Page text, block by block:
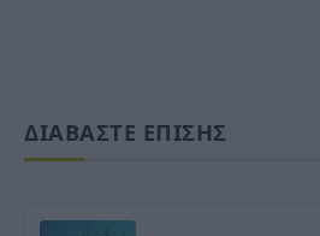
ΔΙΑΒΑΣΤΕ ΕΠΙΣΗΣ